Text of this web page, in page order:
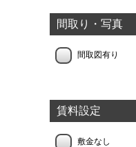
間取り・写真
間取図有り
賃料設定
敷金なし